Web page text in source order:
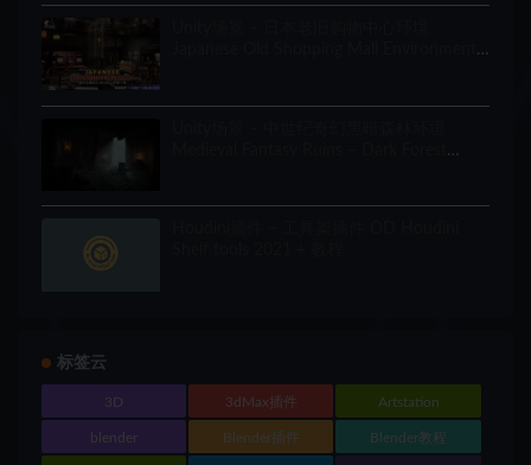
标签云
3D 3dMax插件 Artstation
blender Blender插件 Blender教程